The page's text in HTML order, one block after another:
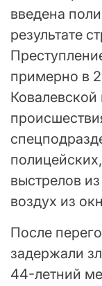
введена
результате
примерно в
выстрелов
воздух из
После
задержали
44-летний